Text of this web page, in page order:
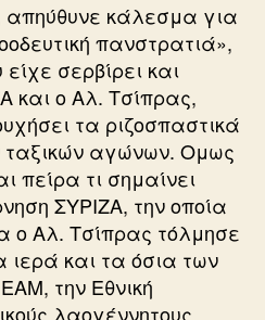
κάλεσμα για
πανστρατιά»,
σερβίρει και
και ο Αλ. Τσίπρας,
τα ριζοσπαστικά
ταξικών αγώνων. Ομως
πείρα τι σημαίνει
ΣΥΡΙΖΑ, την οποία
ο Αλ. Τσίπρας τόλμησε
ιερά και τα όσια των
την Εθνική
λαογέννητους